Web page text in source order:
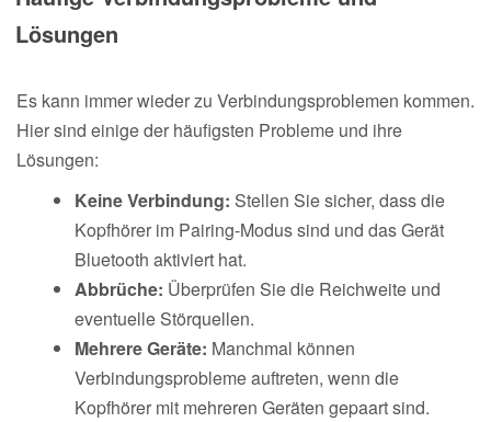
Lösungen
Es kann immer wieder zu Verbindungsproblemen kommen.
Hier sind einige der häufigsten Probleme und ihre
Lösungen:
Keine Verbindung: Stellen Sie sicher, dass die
Kopfhörer im Pairing-Modus sind und das Gerät
Bluetooth aktiviert hat.
Abbrüche: Überprüfen Sie die Reichweite und
eventuelle Störquellen.
Mehrere Geräte: Manchmal können
Verbindungsprobleme auftreten, wenn die
Kopfhörer mit mehreren Geräten gepaart sind.